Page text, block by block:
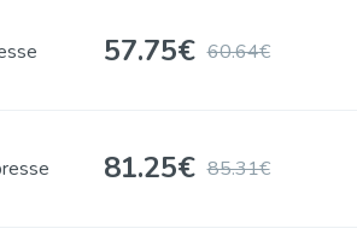
57.75€ 60.64€
81.25€ 85.31€